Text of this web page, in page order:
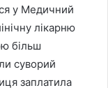
у Медичний
лікарню
більш
суворий
заплатила